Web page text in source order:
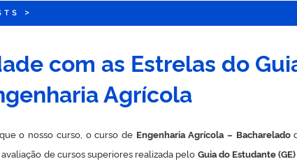
>
com as Estrelas do
Agrícola
o nosso curso, o curso de Engenharia Agrícola – Bacharelado
de cursos superiores realizada pelo Guia do Estudante (GE)